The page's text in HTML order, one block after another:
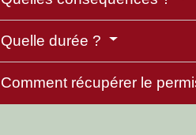
Quelle durée ?
Comment récupérer le